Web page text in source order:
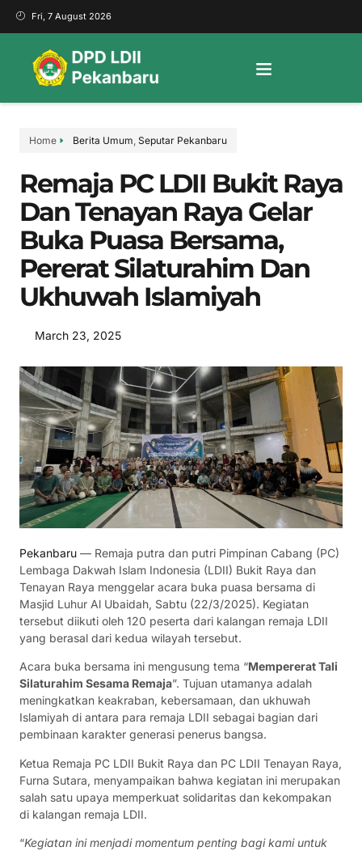
Fri, 7 August 2026
Home Berita Umum, Seputar Pekanbaru
Remaja PC LDII Bukit Raya
Dan Tenayan Raya Gelar
Buka Puasa Bersama,
Pererat Silaturahim Dan
Ukhuwah Islamiyah
March 23, 2025
Pekanbaru — Remaja putra dan putri Pimpinan Cabang (PC)
Lembaga Dakwah Islam Indonesia (LDII) Bukit Raya dan
Tenayan Raya menggelar acara buka puasa bersama di
Masjid Luhur Al Ubaidah, Sabtu (22/3/2025). Kegiatan
tersebut diikuti oleh 120 peserta dari kalangan remaja LDII
yang berasal dari kedua wilayah tersebut.
Acara buka bersama ini mengusung tema “Mempererat Tali
Silaturahim Sesama Remaja”. Tujuan utamanya adalah
meningkatkan keakraban, kebersamaan, dan ukhuwah
Islamiyah di antara para remaja LDII sebagai bagian dari
pembinaan karakter generasi penerus bangsa.
Ketua Remaja PC LDII Bukit Raya dan PC LDII Tenayan Raya,
Furna Sutara, menyampaikan bahwa kegiatan ini merupakan
salah satu upaya memperkuat solidaritas dan kekompakan
di kalangan remaja LDII.
“Kegiatan ini menjadi momentum penting bagi kami untuk